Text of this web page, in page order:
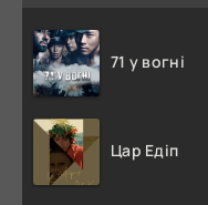
71 у вогні
Цар Едіп